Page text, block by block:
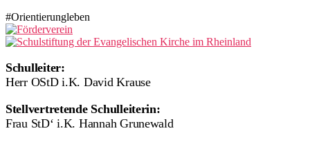
#Orientierungleben
Schulleiter:
Herr OStD i.K. David Krause
Stellvertretende Schulleiterin:
Frau StD‘ i.K. Hannah Grunewald